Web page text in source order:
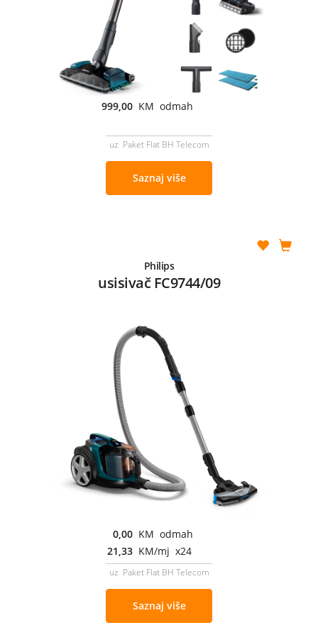
999,00 KM odmah
uz Paket Flat BH Telecom
Saznaj više
Philips
usisivač FC9744/09
0,00 KM odmah
21,33 KM/mj x24
uz Paket Flat BH Telecom
Saznaj više